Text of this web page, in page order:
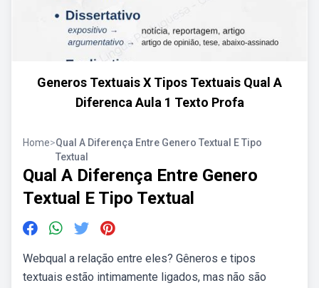
Generos Textuais X Tipos Textuais Qual A
Diferenca Aula 1 Texto Profa
Home>Qual A Diferença Entre Genero Textual E Tipo
Textual
Qual A Diferença Entre Genero
Textual E Tipo Textual
Webqual a relação entre eles? Gêneros e tipos
textuais estão intimamente ligados, mas não são